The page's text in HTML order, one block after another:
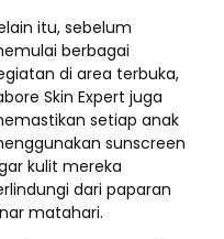
itu, sebelum
berbagai
di area terbuka,
Skin Expert juga
setiap anak
sunscreen
kulit mereka
dari paparan
matahari.